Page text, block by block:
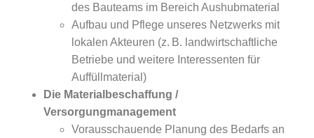
des Bauteams im Bereich Aushubmaterial
Aufbau und Pflege unseres Netzwerks mit
lokalen Akteuren (z. B. landwirtschaftliche
Betriebe und weitere Interessenten für
Auffüllmaterial)
Die Materialbeschaffung /
Versorgungmanagement
Vorausschauende Planung des Bedarfs an